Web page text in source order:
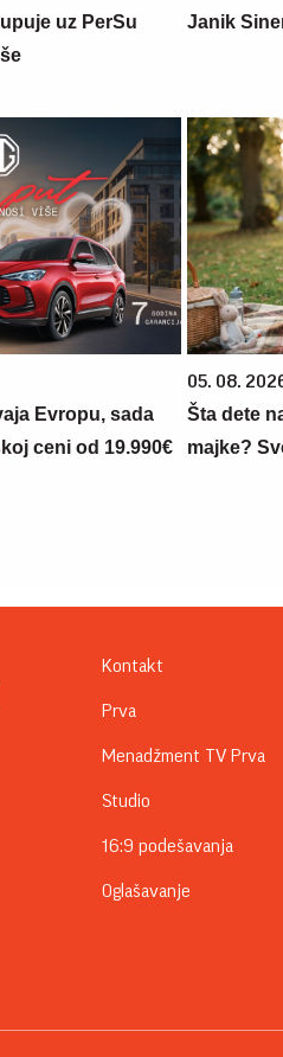
uz PerSu
Janik
Evropu, sada
ceni od 19.990€
05. 08.
Šta dete
majke?
Kontakt
Prva
Menadžment TV Prva
Studio
16:9 podešavanja
Oglašavanje